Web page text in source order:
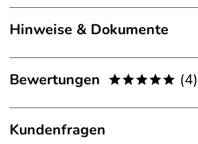
DickMesserschärferRapid
Rapid Steel schärft problemlos
superharte
hohen Abtrag.
Friedr. Dick bietet für alle, die
Wetzstahl haben, den Rapid
Hinweise & Dokumente
Dokumente zum Download:
Dick: Pflegefibel &
Wetzstähle (3.772kB)
Bewertungen ***** (4)
5,0
Kundenfragen